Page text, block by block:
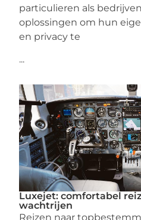
particulieren als
oplossingen om hun
en privacy te
...
Luxejet: comfortabel
wachtrijen
Reizen naar